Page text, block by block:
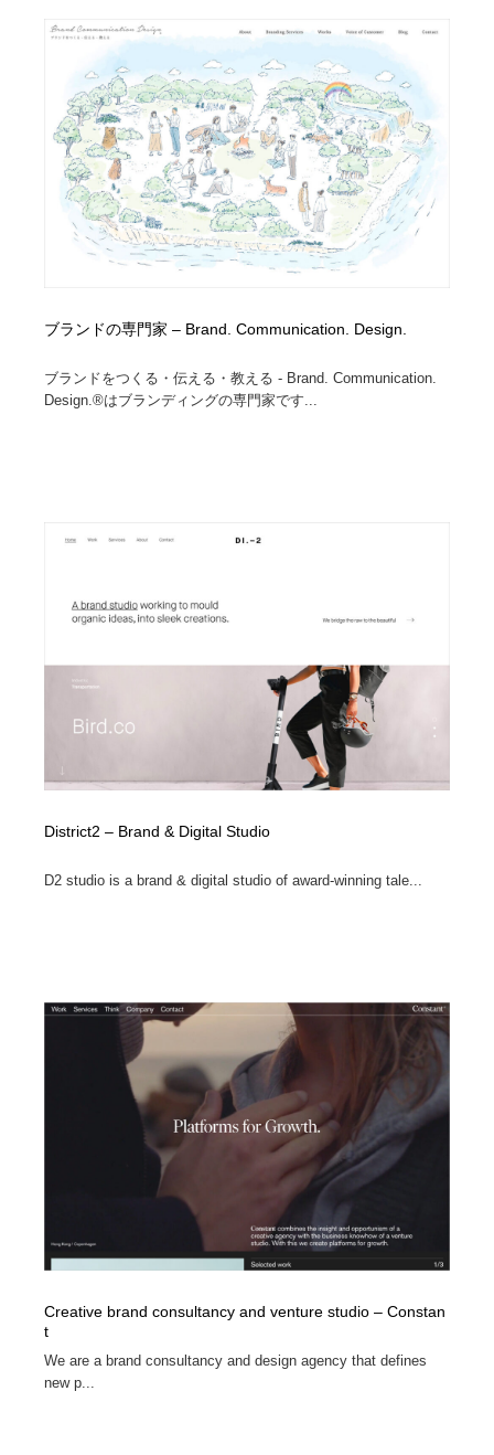
ブランドの専門家 – Brand. Communication. Design.
ブランドをつくる・伝える・教える - Brand. Communication.
Design.®はブランディングの専門家です...
District2 – Brand & Digital Studio
D2 studio is a brand & digital studio of award-winning tale...
Creative brand consultancy and venture studio – Constan
t
We are a brand consultancy and design agency that defines
new p...